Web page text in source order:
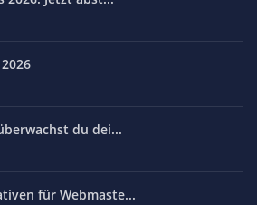
du dei...
für Webmaste...